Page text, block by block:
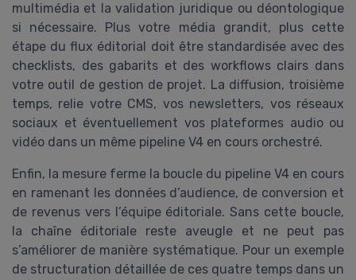
multimédia et la validation juridique ou déontologique
si nécessaire. Plus votre média grandit, plus cette
étape du flux éditorial doit être standardisée avec des
checklists, des gabarits et des workflows clairs dans
votre outil de gestion de projet. La diffusion, troisième
temps, relie votre CMS, vos newsletters, vos réseaux
sociaux et éventuellement vos plateformes audio ou
vidéo dans un même pipeline V4 en cours orchestré.
Enfin, la mesure ferme la boucle du pipeline V4 en cours
en ramenant les données d’audience, de conversion et
de revenus vers l’équipe éditoriale. Sans cette boucle,
la chaîne éditoriale reste aveugle et ne peut pas
s’améliorer de manière systématique. Pour un exemple
de structuration détaillée de ces quatre temps dans un